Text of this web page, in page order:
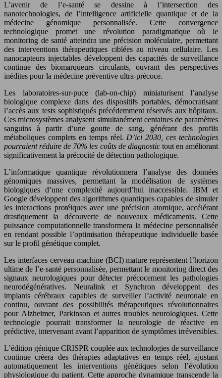
L’avenir de l’e-santé se dessine à l’intersection des
nanotechnologies, de l’intelligence artificielle quantique et de la
médecine génomique personnalisée. Cette convergence
technologique promet une révolution paradigmatique où le
monitoring de santé atteindra une précision moléculaire, permettant
des interventions thérapeutiques ciblées au niveau cellulaire. Les
nanocapteurs injectables développent des capacités de surveillance
continue des biomarqueurs circulants, ouvrant des perspectives
inédites pour la médecine préventive ultra-précoce.
Les laboratoires-sur-puce (lab-on-chip) miniaturisent l’analyse
biologique complexe dans des dispositifs portables, démocratisant
l’accès aux tests sophistiqués précédemment réservés aux hôpitaux.
Ces microsystèmes analysent simultanément centaines de paramètres
sanguins à partir d’une goutte de sang, générant des profils
métaboliques complets en temps réel. D’ici 2030, ces technologies
pourraient réduire de 70% les coûts de diagnostictout en améliorant
significativement la précocité de détection pathologique.
L’informatique quantique révolutionnera l’analyse des données
génomiques massives, permettant la modélisation de systèmes
biologiques d’une complexité aujourd’hui inaccessible. IBM et
Google développent des algorithmes quantiques capables de simuler
les interactions protéiques avec une précision atomique, accélérant
drastiquement la découverte de nouveaux médicaments. Cette
puissance computationnelle transformera la médecine personnalisée
en rendant possible l’optimisation thérapeutique individuelle basée
sur le profil génétique complet.
Les interfaces cerveau-machine (BCI) mature représentent l’horizon
ultime de l’e-santé personnalisée, permettant le monitoring direct des
signaux neurologiques pour détecter précocement les pathologies
neurodégénératives. Neuralink et Synchron développent des
implants cérébraux capables de surveiller l’activité neuronale en
continu, ouvrant des possibilités thérapeutiques révolutionnaires
pour Alzheimer, Parkinson et autres troubles neurologiques. Cette
technologie pourrait transformer la neurologie de réactive en
prédictive, intervenant avant l’apparition de symptômes irréversibles.
L’édition génique CRISPR couplée aux technologies de surveillance
continue créera des thérapies adaptatives en temps réel, ajustant
automatiquement les interventions génétiques selon l’évolution
physiologique du patient. Cette approche dynamique transcende la